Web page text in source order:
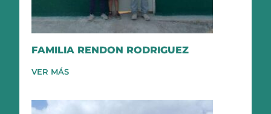
FAMILIA RENDON RODRIGUEZ
VER MÁS